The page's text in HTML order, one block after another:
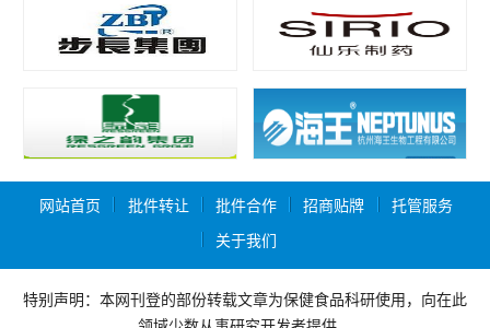
网站首页 批件转让 批件合作 招商贴牌
托管服务
关于我们
特别声明：本网刊登的部份转载文章为保健食品科研使用，向在此